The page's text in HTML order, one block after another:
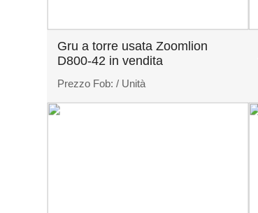
Gru a torre usata Zoomlion
D800-42 in vendita
Prezzo Fob: / Unità